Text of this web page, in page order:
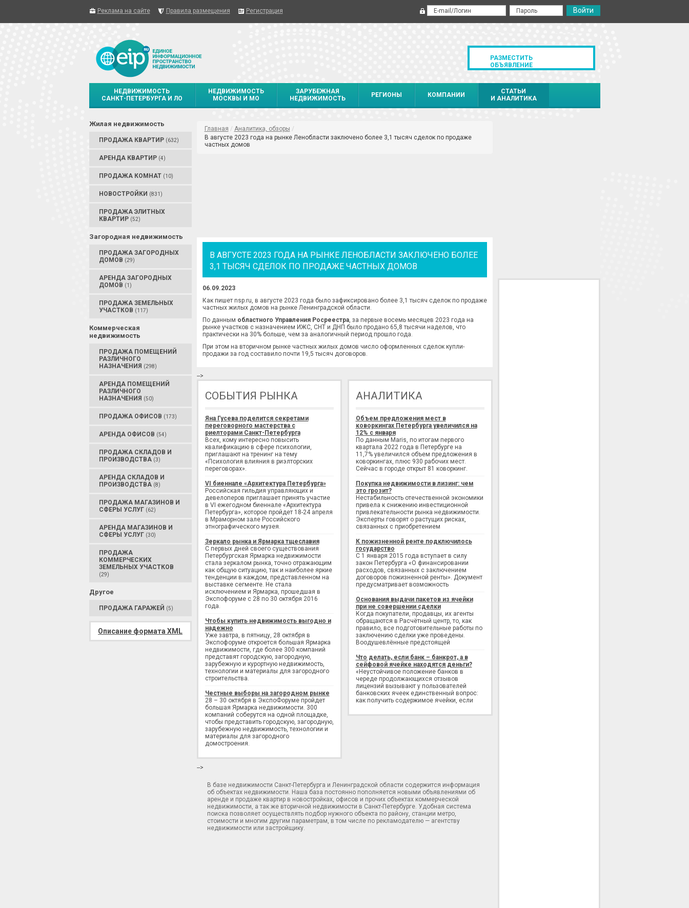
Реклама на сайте Правила размещения Регистрация
РАЗМЕСТИТЬ
ОБЪЯВЛЕНИЕ
НЕДВИЖИМОСТЬ
САНКТ-ПЕТЕРБУРГА И ЛО
НЕДВИЖИМОСТЬ
МОСКВЫ И МО
ЗАРУБЕЖНАЯ
НЕДВИЖИМОСТЬ
РЕГИОНЫ КОМПАНИИ
СТАТЬИ
И АНАЛИТИКА
Жилая недвижимость
ПРОДАЖА КВАРТИР (632)
АРЕНДА КВАРТИР (4)
ПРОДАЖА КОМНАТ (10)
НОВОСТРОЙКИ (831)
ПРОДАЖА ЭЛИТНЫХ
КВАРТИР (52)
Загородная недвижимость
ПРОДАЖА ЗАГОРОДНЫХ
ДОМОВ (29)
АРЕНДА ЗАГОРОДНЫХ
ДОМОВ (1)
ПРОДАЖА ЗЕМЕЛЬНЫХ
УЧАСТКОВ (117)
Коммерческая
недвижимость
ПРОДАЖА ПОМЕЩЕНИЙ
РАЗЛИЧНОГО
НАЗНАЧЕНИЯ (298)
АРЕНДА ПОМЕЩЕНИЙ
РАЗЛИЧНОГО
НАЗНАЧЕНИЯ (50)
ПРОДАЖА ОФИСОВ (173)
АРЕНДА ОФИСОВ (54)
ПРОДАЖА СКЛАДОВ И
ПРОИЗВОДСТВА (3)
АРЕНДА СКЛАДОВ И
ПРОИЗВОДСТВА (8)
ПРОДАЖА МАГАЗИНОВ И
СФЕРЫ УСЛУГ (62)
АРЕНДА МАГАЗИНОВ И
СФЕРЫ УСЛУГ (30)
ПРОДАЖА
КОММЕРЧЕСКИХ
ЗЕМЕЛЬНЫХ УЧАСТКОВ
(29)
Другое
ПРОДАЖА ГАРАЖЕЙ (5)
Описание формата XML
Главная / Аналитика, обзоры /
В августе 2023 года на рынке Ленобласти заключено более 3,1 тысяч сделок по продаже
частных домов
В АВГУСТЕ 2023 ГОДА НА РЫНКЕ ЛЕНОБЛАСТИ ЗАКЛЮЧЕНО БОЛЕЕ
3,1 ТЫСЯЧ СДЕЛОК ПО ПРОДАЖЕ ЧАСТНЫХ ДОМОВ
06.09.2023
Как пишет nsp.ru, в августе 2023 года было зафиксировано более 3,1 тысяч сделок по продаже
частных жилых домов на рынке Ленинградской области.
По данным областного Управления Росреестра, за первые восемь месяцев 2023 года на
рынке участков с назначением ИЖС, СНТ и ДНП было продано 65,8 тысячи наделов, что
практически на 30% больше, чем за аналогичный период прошло года.
При этом на вторичном рынке частных жилых домов число оформленных сделок купли-
продажи за год составило почти 19,5 тысяч договоров.
-->
СОБЫТИЯ РЫНКА
Яна Гусева поделится секретами
переговорного мастерства с
риелторами Санкт-Петербурга
Всех, кому интересно повысить
квалификацию в сфере психологии,
приглашают на тренинг на тему
«Психология влияния в риэлторских
переговорах».
VI биеннале «Архитектура Петербурга»
Российская гильдия управляющих и
девелоперов приглашает принять участие
в VI ежегодном биеннале «Архитектура
Петербурга», которое пройдет 18-24 апреля
в Мраморном зале Российского
этнографического музея.
Зеркало рынка и Ярмарка тщеславия
С первых дней своего существования
Петербургская Ярмарка недвижимости
стала зеркалом рынка, точно отражающим
как общую ситуацию, так и наиболее яркие
тенденции в каждом, представленном на
выставке сегменте. Не стала
исключением и Ярмарка, прошедшая в
Экспофоруме с 28 по 30 октября 2016
года.
Чтобы купить недвижимость выгодно и
надежно
Уже завтра, в пятницу, 28 октября в
Экспофоруме откроется большая Ярмарка
недвижимости, где более 300 компаний
представят городскую, загородную,
зарубежную и курортную недвижимость,
технологии и материалы для загородного
строительства.
Честные выборы на загородном рынке
28 – 30 октября в ЭкспоФоруме пройдет
большая Ярмарка недвижимости. 300
компаний соберутся на одной площадке,
чтобы представить городскую, загородную,
зарубежную недвижимость, технологии и
материалы для загородного
домостроения.
АНАЛИТИКА
Объем предложения мест в
коворкингах Петербурга увеличился на
12% с января
По данным Maris, по итогам первого
квартала 2022 года в Петербурге на
11,7% увеличился объем предложения в
коворкингах, плюс 930 рабочих мест.
Сейчас в городе открыт 81 коворкинг.
Покупка недвижимости в лизинг: чем
это грозит?
Нестабильность отечественной экономики
привела к снижению инвестиционной
привлекательности рынка недвижимости.
Эксперты говорят о растущих рисках,
связанных с приобретением
К пожизненной ренте подключилось
государство
С 1 января 2015 года вступает в силу
закон Петербурга «О финансировании
расходов, связанных с заключением
договоров пожизненной ренты». Документ
предусматривает возможность
Основания выдачи пакетов из ячейки
при не совершении сделки
Когда покупатели, продавцы, их агенты
обращаются в Расчётный центр, то, как
правило, все подготовительные работы по
заключению сделки уже проведены.
Воодушевлённые предстоящей
Что делать, если банк – банкрот, а в
сейфовой ячейке находятся деньги?
«Неустойчивое положение банков в
череде продолжающихся отзывов
лицензий вызывают у пользователей
банковских ячеек единственный вопрос:
как получить содержимое ячейки, если
-->
В базе недвижимости Санкт-Петербурга и Ленинградской области содержится информация
об объектах недвижимости. Наша база постоянно пополняется новыми объявлениями об
аренде и продаже квартир в новостройках, офисов и прочих объектах коммерческой
недвижимости, а так же вторичной недвижимости в Санкт-Петербурге. Удобная система
поиска позволяет осуществлять подбор нужного объекта по району, станции метро,
стоимости и многим другим параметрам, в том числе по рекламодателю — агентству
недвижимости или застройщику.